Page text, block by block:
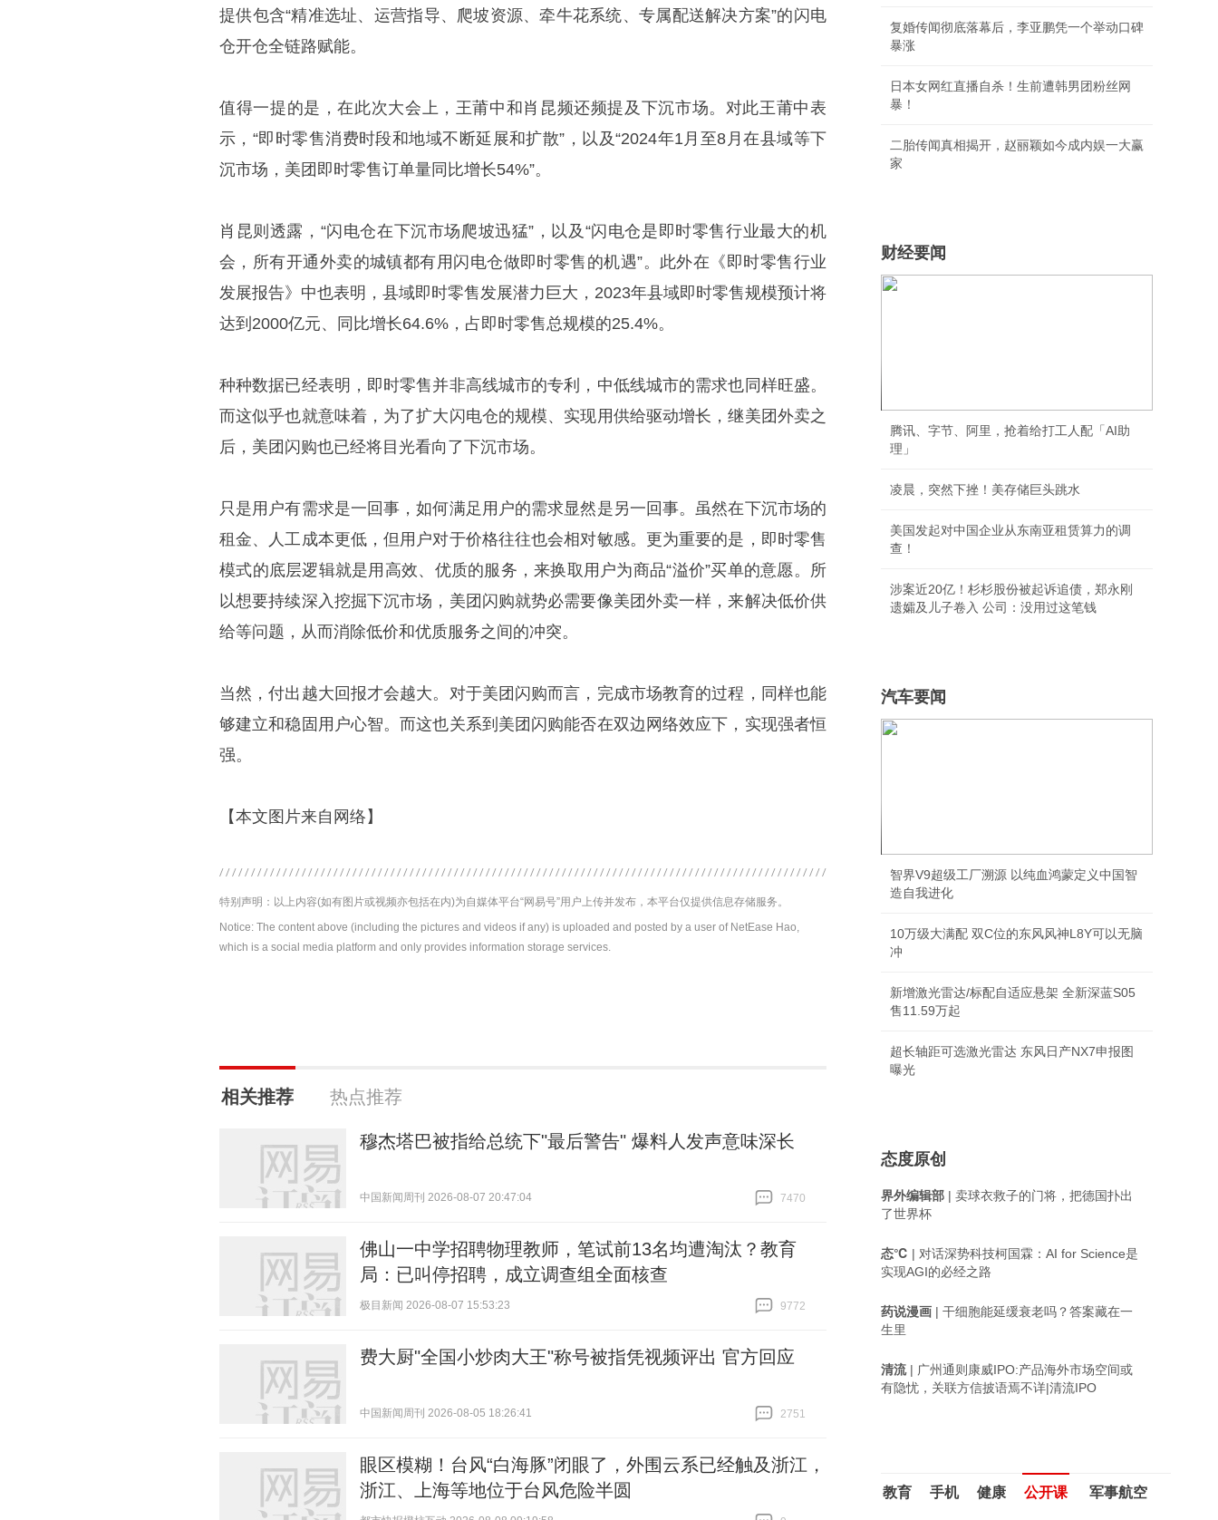
提供包含“精准选址、运营指导、爬坡资源、牵牛花系统、专属配送解决方案”的闪电
仓开仓全链路赋能。
值得一提的是，在此次大会上，王莆中和肖昆频还频提及下沉市场。对此王莆中表
示，“即时零售消费时段和地域不断延展和扩散”，以及“2024年1月至8月在县域等下
沉市场，美团即时零售订单量同比增长54%”。
肖昆则透露，“闪电仓在下沉市场爬坡迅猛”，以及“闪电仓是即时零售行业最大的机
会，所有开通外卖的城镇都有用闪电仓做即时零售的机遇”。此外在《即时零售行业
发展报告》中也表明，县域即时零售发展潜力巨大，2023年县域即时零售规模预计将
达到2000亿元、同比增长64.6%，占即时零售总规模的25.4%。
种种数据已经表明，即时零售并非高线城市的专利，中低线城市的需求也同样旺盛。
而这似乎也就意味着，为了扩大闪电仓的规模、实现用供给驱动增长，继美团外卖之
后，美团闪购也已经将目光看向了下沉市场。
只是用户有需求是一回事，如何满足用户的需求显然是另一回事。虽然在下沉市场的
租金、人工成本更低，但用户对于价格往往也会相对敏感。更为重要的是，即时零售
模式的底层逻辑就是用高效、优质的服务，来换取用户为商品“溢价”买单的意愿。所
以想要持续深入挖掘下沉市场，美团闪购就势必需要像美团外卖一样，来解决低价供
给等问题，从而消除低价和优质服务之间的冲突。
当然，付出越大回报才会越大。对于美团闪购而言，完成市场教育的过程，同样也能
够建立和稳固用户心智。而这也关系到美团闪购能否在双边网络效应下，实现强者恒
强。
【本文图片来自网络】
特别声明：以上内容(如有图片或视频亦包括在内)为自媒体平台“网易号”用户上传并发布，本平台仅提供信息存储服务。
Notice: The content above (including the pictures and videos if any) is uploaded and posted by a user of NetEase Hao,
which is a social media platform and only provides information storage services.
相关推荐 热点推荐
穆杰塔巴被指给总统下"最后警告" 爆料人发声意味深长
中国新闻周刊 2026-08-07 20:47:04
7470
佛山一中学招聘物理教师，笔试前13名均遭淘汰？教育
局：已叫停招聘，成立调查组全面核查
极目新闻 2026-08-07 15:53:23
9772
费大厨"全国小炒肉大王"称号被指凭视频评出 官方回应
中国新闻周刊 2026-08-05 18:26:41
2751
眼区模糊！台风“白海豚”闭眼了，外围云系已经触及浙江，
浙江、上海等地位于台风危险半圆
复婚传闻彻底落幕后，李亚鹏凭一个举动口碑
暴涨
日本女网红直播自杀！生前遭韩男团粉丝网
暴！
二胎传闻真相揭开，赵丽颖如今成内娱一大赢
家
财经要闻
腾讯、字节、阿里，抢着给打工人配「AI助
理」
凌晨，突然下挫！美存储巨头跳水
美国发起对中国企业从东南亚租赁算力的调
查！
涉案近20亿！杉杉股份被起诉追债，郑永刚
遗孀及儿子卷入 公司：没用过这笔钱
汽车要闻
智界V9超级工厂溯源 以纯血鸿蒙定义中国智
造自我进化
10万级大满配 双C位的东风风神L8Y可以无脑
冲
新增激光雷达/标配自适应悬架 全新深蓝S05
售11.59万起
超长轴距可选激光雷达 东风日产NX7申报图
曝光
态度原创
界外编辑部 | 卖球衣救子的门将，把德国扑出
了世界杯
态℃ | 对话深势科技柯国霖：AI for Science是
实现AGI的必经之路
药说漫画 | 干细胞能延缓衰老吗？答案藏在一
生里
清流| 广州通则康威IPO:产品海外市场空间或
有隐忧，关联方信披语焉不详|清流IPO
教育 手机 健康 公开课 军事航空